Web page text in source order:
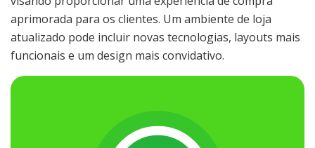
aprimorada para os clientes. Um ambiente de loja
atualizado pode incluir novas tecnologias, layouts mais
funcionais e um design mais convidativo.